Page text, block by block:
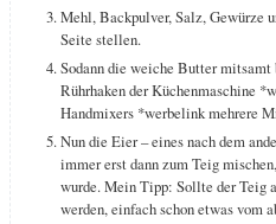
Mehl, Backpulver, Salz, Gewürze
Seite stellen.
Sodann die weiche Butter
Rührhaken der Küchenmaschine
Handmixers *werbelink mehrere
Nun die Eier – eines nach dem
immer erst dann zum Teig
wurde. Mein Tipp: Sollte der Teig
werden, einfach schon etwas vom